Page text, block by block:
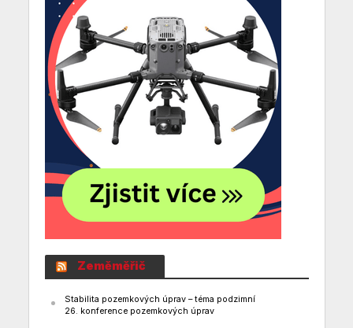
Zeměměřič
Stabilita pozemkových úprav – téma podzimní
26. konference pozemkových úprav